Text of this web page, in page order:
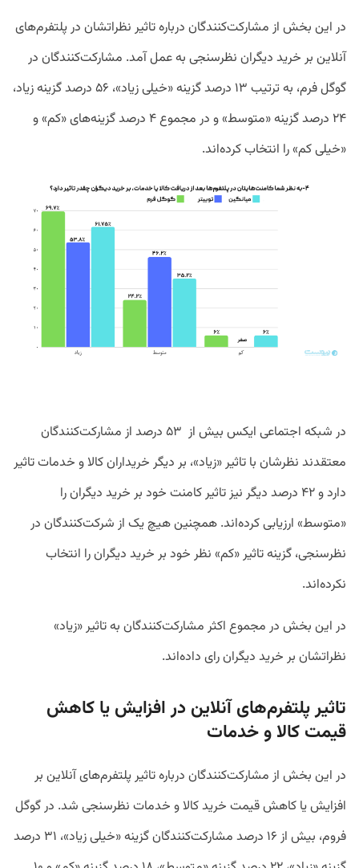
در این بخش از مشارکت‌کنندگان درباره تاثیر نظراتشان در پلتفرم‌های
آنلاین بر خرید دیگران نظرسنجی به عمل آمد. مشارکت‌کنندگان در
گوگل فرم، به ترتیب ۱۳ درصد گزینه «خیلی زیاد»، ۵۶ درصد گزینه زیاد،
۲۴ درصد گزینه «متوسط» و در مجموع ۴ درصد گزینه‌های «کم» و
«خیلی کم» را انتخاب کرده‌اند.
در شبکه اجتماعی ایکس بیش از ۵۳ درصد از مشارکت‌کنندگان
معتقدند نظرشان با تاثیر «زیاد»، بر دیگر خریداران کالا و خدمات تاثیر
دارد و ۴۲ درصد دیگر نیز تاثیر کامنت خود بر خرید دیگران را
«متوسط» ارزیابی کرده‌اند. همچنین هیچ یک از شرکت‌کنندگان در
نظرسنجی، گزینه تاثیر «کم» نظر خود بر خرید دیگران را انتخاب
نکرده‌اند.
در این بخش در مجموع اکثر مشارکت‌کنندگان به تاثیر «زیاد»
نظراتشان بر خرید دیگران رای‌ داده‌اند.
تاثیر پلتفرم‌های آنلاین در افزایش یا کاهش
قیمت کالا و خدمات
در این بخش از مشارکت‌کنندگان درباره تاثیر پلتفرم‌های آنلاین بر
افزایش یا کاهش قیمت خرید کالا و خدمات نظرسنجی شد. در گوگل
فروم، بیش از ۱۶ درصد مشارکت‌کنندگان گزینه «خیلی زیاد»، ۳۱ درصد